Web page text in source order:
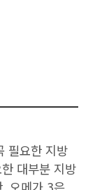
필요한 지방
대부분 지방